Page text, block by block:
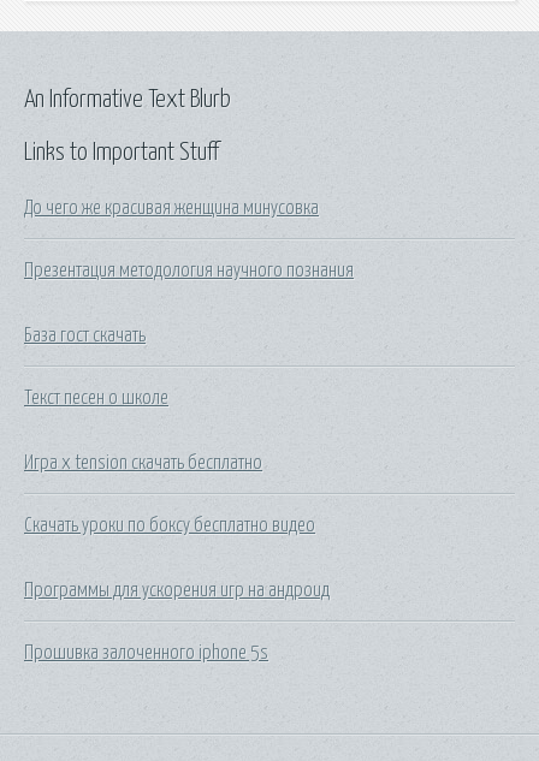
Links to Important Stuff
До чего же красивая женщина минусовка
Презентация методология научного познания
База гост скачать
Текст песен о школе
Игра x tension скачать бесплатно
Скачать уроки по боксу бесплатно видео
Программы для ускорения игр на андроид
Прошивка залоченного iphone 5s
An Informative Text Blurb